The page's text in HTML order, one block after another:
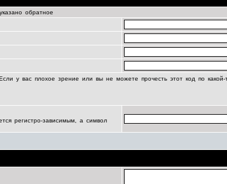
обратное
у вас плохое зрение или вы не можете прочесть этот код по
регистро-зависимым, а символ